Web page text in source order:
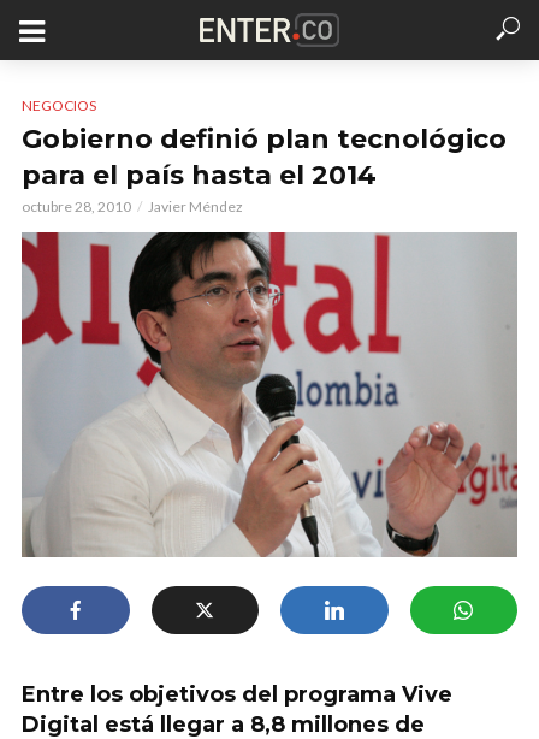
NEGOCIOS
Gobierno definió plan tecnológico
para el país hasta el 2014
octubre 28, 2010 Javier Méndez
Entre los objetivos del programa Vive
Digital está llegar a 8,8 millones de